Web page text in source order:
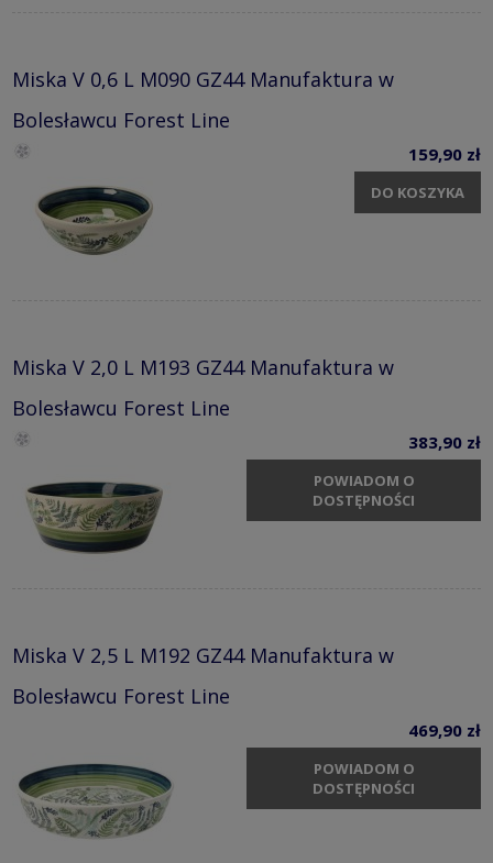
Miska V 0,6 L M090 GZ44 Manufaktura w
Bolesławcu Forest Line
159,90 zł
DO KOSZYKA
Miska V 2,0 L M193 GZ44 Manufaktura w
Bolesławcu Forest Line
383,90 zł
POWIADOM O
DOSTĘPNOŚCI
Miska V 2,5 L M192 GZ44 Manufaktura w
Bolesławcu Forest Line
469,90 zł
POWIADOM O
DOSTĘPNOŚCI